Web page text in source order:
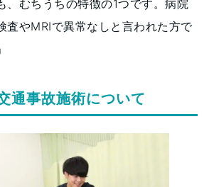
、むちうちの特徴の1つです。病院
査やMRIで異常なしと言われた方で
通事故施術について